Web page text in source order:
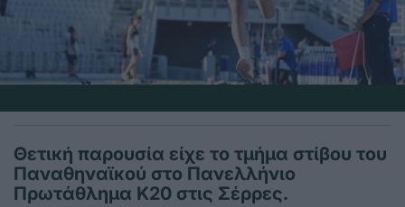
Θετική παρουσία είχε το τμήμα στίβου του
Παναθηναϊκού στο Πανελλήνιο
Πρωτάθλημα Κ20 στις Σέρρες.